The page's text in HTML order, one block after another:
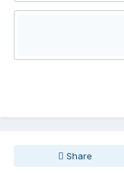
Share